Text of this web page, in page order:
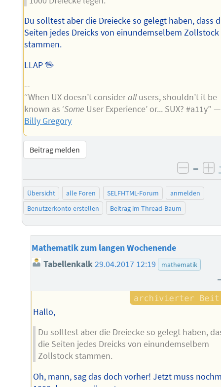
Du solltest aber die Dreiecke so gelegt haben, dass
Seiten jedes Dreicks von einundemselbem Zollstock
stammen.
LLAP 🖖
--
“When UX doesn’t considerallusers, shouldn’t it be
known as ‘Some User Experience’ or... SUX? #a11y” —
Billy Gregory
Beitrag melden
–
Übersicht alle Foren SELFHTML-Forum
anmelden
Benutzerkonto erstellen
Beitrag im Thread-Baum
Mathematik zum langen Wochenende
Tabellenkalk29.04.2017 12:19 mathematik
Hallo,
Du solltest aber die Dreiecke so gelegt haben,
die Seiten jedes Dreicks von einundemselbem
Zollstock stammen.
Oh, mann, sag das doch vorher! Jetzt muss